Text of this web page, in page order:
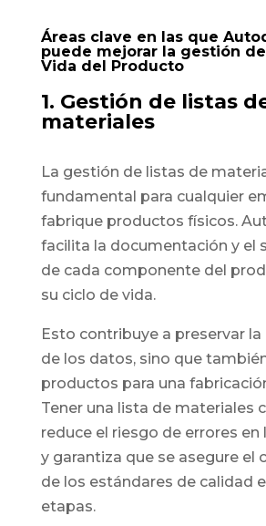
Áreas clave en las que
puede mejorar la gestión
Vida del Producto
1. Gestión de listas
materiales
La gestión de listas de
fundamental para cualquier
fabrique productos físicos.
facilita la documentación y el
de cada componente del
su ciclo de vida.
Esto contribuye a preservar
de los datos, sino que
productos para una
Tener una lista de materiales
reduce el riesgo de errores en
y garantiza que se asegure el
de los estándares de calidad
etapas.